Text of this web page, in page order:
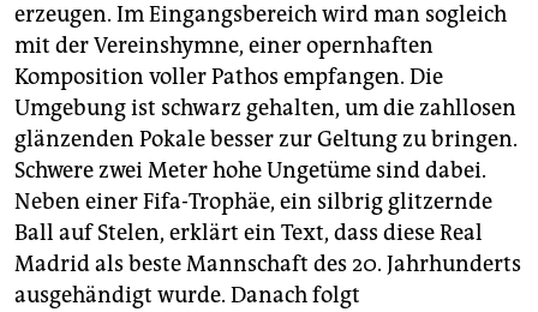
erzeugen. Im Eingangsbereich wird man sogleich
mit der Vereinshymne, einer opernhaften
Komposition voller Pathos empfangen. Die
Umgebung ist schwarz gehalten, um die zahllosen
glänzenden Pokale besser zur Geltung zu bringen.
Schwere zwei Meter hohe Ungetüme sind dabei.
Neben einer Fifa-Trophäe, ein silbrig glitzernde
Ball auf Stelen, erklärt ein Text, dass diese Real
Madrid als beste Mannschaft des 20. Jahrhunderts
ausgehändigt wurde. Danach folgt